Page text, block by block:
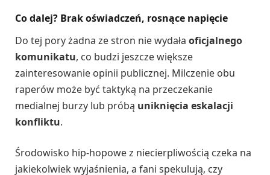
Co dalej? Brak oświadczeń, rosnące napięcie
Do tej pory żadna ze stron nie wydała oficjalnego
komunikatu, co budzi jeszcze większe
zainteresowanie opinii publicznej. Milczenie obu
raperów może być taktyką na przeczekanie
medialnej burzy lub próbą uniknięcia eskalacji
konfliktu.
Środowisko hip-hopowe z niecierpliwością czeka na
jakiekolwiek wyjaśnienia, a fani spekulują, czy